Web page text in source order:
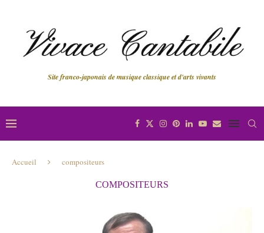
Site franco-japonais de musique classique et d'arts vivants
Accueil compositeurs
COMPOSITEURS